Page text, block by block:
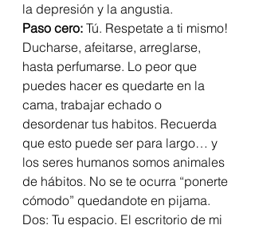
la depresión y la angustia.
Paso cero: Tú. Respetate a ti mismo!
Ducharse, afeitarse, arreglarse,
hasta perfumarse. Lo peor que
puedes hacer es quedarte en la
cama, trabajar echado o
desordenar tus habitos. Recuerda
que esto puede ser para largo… y
los seres humanos somos animales
de hábitos. No se te ocurra “ponerte
cómodo” quedandote en pijama.
Dos: Tu espacio. El escritorio de mi